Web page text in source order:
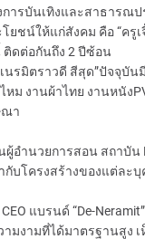
การบันเทิงและสาธาร
ชน์ให้แก่สังคม คือ “ครู
ติดต่อกันถึง 2 ปีซ้อน
นรมิตราวดี สีสุด”ปัจจุบั
ม งานผ้าไทย งานหนัง
ณา
ำนวยการสอน สถาบัน
กับโครงสร้างของแต่ล
แบรนด์ “De-
มงามที่ได้มาตรฐานสูง